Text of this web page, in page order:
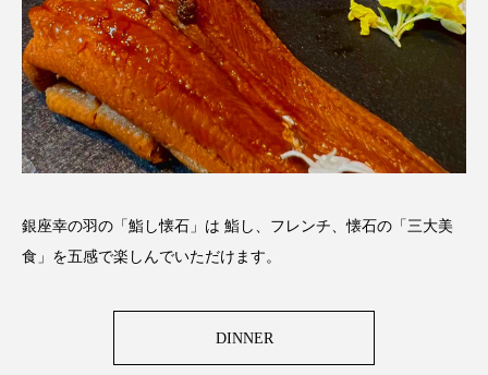
銀座幸の羽の「鮨し懐石」は 鮨し、フレンチ、懐石の「三大美
食」を五感で楽しんでいただけます。
DINNER